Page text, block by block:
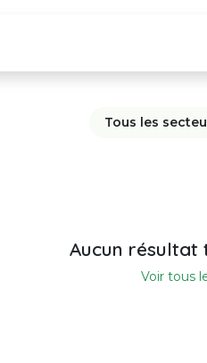
Tous les
Aucun résultat
Voir tous